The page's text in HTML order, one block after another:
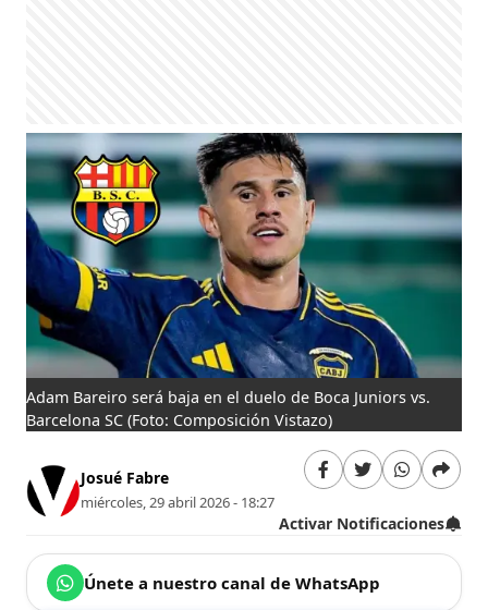
Adam Bareiro será baja en el duelo de Boca Juniors vs.
Barcelona SC (Foto: Composición Vistazo)
Josué Fabre
miércoles, 29 abril 2026 - 18:27
Activar Notificaciones
Únete a nuestro canal de WhatsApp